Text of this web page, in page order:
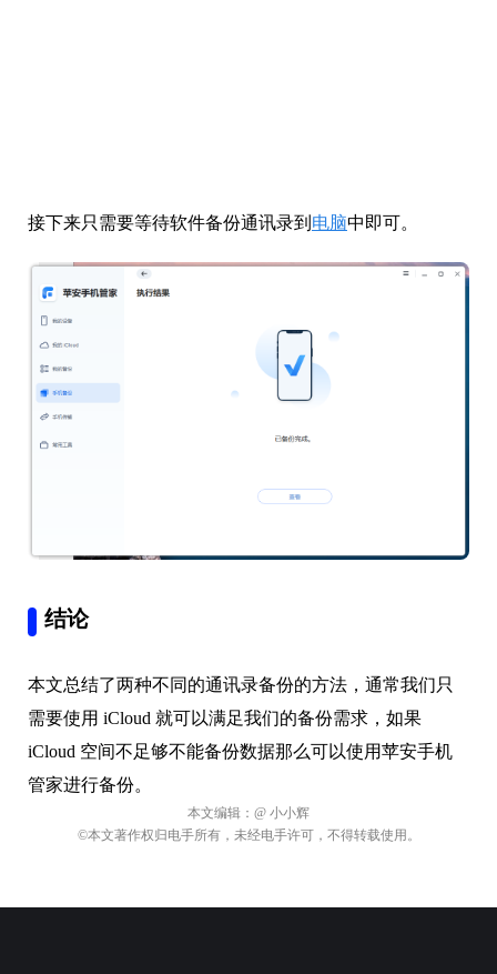
接下来只需要等待软件备份通讯录到 电脑中即可。
结论
本文总结了两种不同的通讯录备份的方法，通常我们只
需要使用 iCloud 就可以满足我们的备份需求，如果
iCloud 空间不足够不能备份数据那么可以使用苹安手机
管家进行备份。
本文编辑： @ 小小辉
©本文著作权归电手所有，未经电手许可，不得转载使用。